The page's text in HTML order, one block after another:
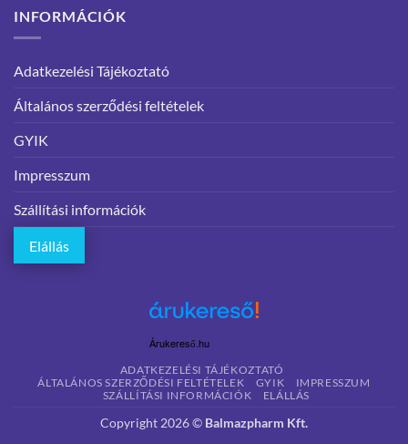
INFORMÁCIÓK
Adatkezelési Tájékoztató
Általános szerződési feltételek
GYIK
Impresszum
Szállítási információk
Elállás
Árukereső.hu
ADATKEZELÉSI TÁJÉKOZTATÓ
ÁLTALÁNOS SZERZŐDÉSI FELTÉTELEK
GYIK
IMPRESSZUM
SZÁLLÍTÁSI INFORMÁCIÓK
ELÁLLÁS
Copyright 2026 © Balmazpharm Kft.